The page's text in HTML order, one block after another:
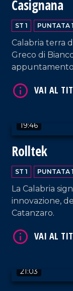
Casignana
ST 1 PUNTATA
Calabria terra
Greco di
19:46
Rolltek
ST 1 PUNTATA
La Calabria
innovazione,
Catanzaro.
21:03
VAI AL TITOLO